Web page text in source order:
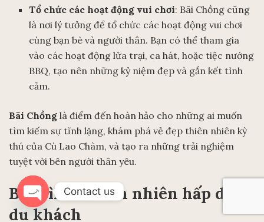
Tổ chức các hoạt động vui chơi: Bãi Chồng cũng
là nơi lý tưởng để tổ chức các hoạt động vui chơi
cùng bạn bè và người thân. Bạn có thể tham gia
vào các hoạt động lửa trại, ca hát, hoặc tiệc nướng
BBQ, tạo nên những kỷ niệm đẹp và gắn kết tình
cảm.
Bãi Chồng là điểm đến hoàn hảo cho những ai muốn
tìm kiếm sự tĩnh lặng, khám phá vẻ đẹp thiên nhiên kỳ
thú của Cù Lao Chàm, và tạo ra những trải nghiệm
tuyệt vời bên người thân yêu.
Bãi Bìm – thiên nhiên hấp dẫn
du khách
Contact us
Open